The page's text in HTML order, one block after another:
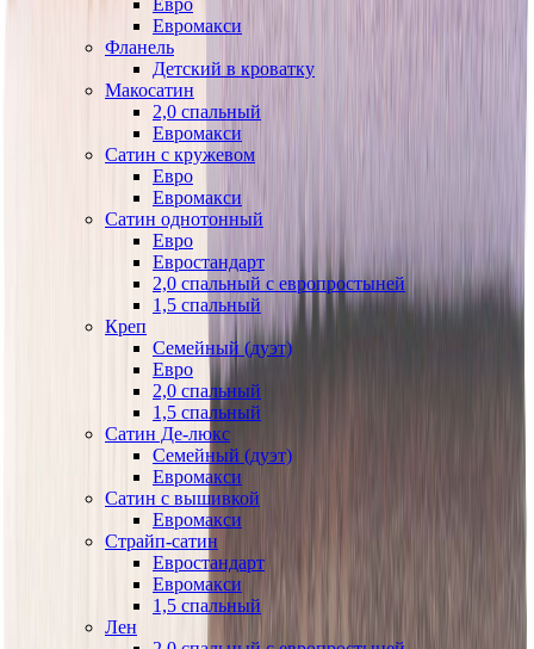
Евромакси
Фланель
Детский в кроватку
Макосатин
2,0 спальный
Евромакси
Сатин с кружевом
Евро
Евромакси
Сатин однотонный
Евро
Евростандарт
2,0 спальный с европростыней
1,5 спальный
Креп
Семейный (дуэт)
Евро
2,0 спальный
1,5 спальный
Сатин Де-люкс
Семейный (дуэт)
Евромакси
Сатин с вышивкой
Евромакси
Страйп-сатин
Евростандарт
Евромакси
1,5 спальный
Лен